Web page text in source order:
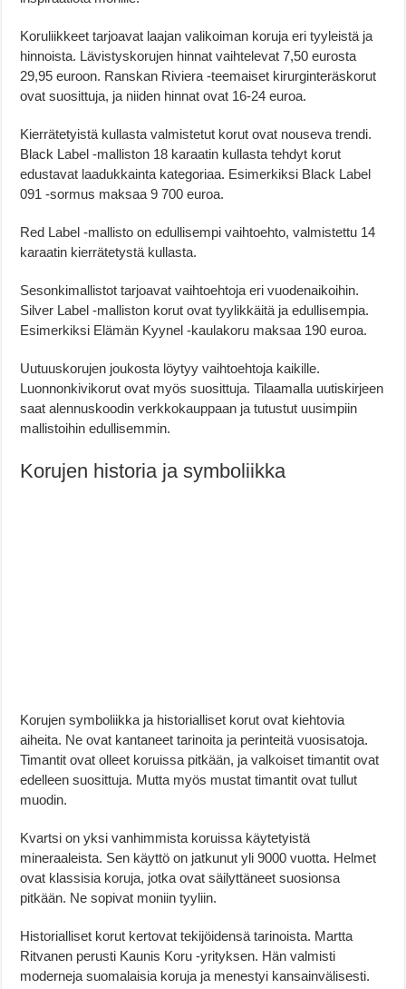
Koruliikkeet tarjoavat laajan valikoiman koruja eri tyyleistä ja
hinnoista. Lävistyskorujen hinnat vaihtelevat 7,50 eurosta
29,95 euroon. Ranskan Riviera -teemaiset kirurginteräskorut
ovat suosittuja, ja niiden hinnat ovat 16-24 euroa.
Kierrätetyistä kullasta valmistetut korut ovat nouseva trendi.
Black Label -malliston 18 karaatin kullasta tehdyt korut
edustavat laadukkainta kategoriaa. Esimerkiksi Black Label
091 -sormus maksaa 9 700 euroa.
Red Label -mallisto on edullisempi vaihtoehto, valmistettu 14
karaatin kierrätetystä kullasta.
Sesonkimallistot tarjoavat vaihtoehtoja eri vuodenaikoihin.
Silver Label -malliston korut ovat tyylikkäitä ja edullisempia.
Esimerkiksi Elämän Kyynel -kaulakoru maksaa 190 euroa.
Uutuuskorujen joukosta löytyy vaihtoehtoja kaikille.
Luonnonkivikorut ovat myös suosittuja. Tilaamalla uutiskirjeen
saat alennuskoodin verkkokauppaan ja tutustut uusimpiin
mallistoihin edullisemmin.
Korujen historia ja symboliikka
Korujen symboliikka ja historialliset korut ovat kiehtovia
aiheita. Ne ovat kantaneet tarinoita ja perinteitä vuosisatoja.
Timantit ovat olleet koruissa pitkään, ja valkoiset timantit ovat
edelleen suosittuja. Mutta myös mustat timantit ovat tullut
muodin.
Kvartsi on yksi vanhimmista koruissa käytetyistä
mineraaleista. Sen käyttö on jatkunut yli 9000 vuotta. Helmet
ovat klassisia koruja, jotka ovat säilyttäneet suosionsa
pitkään. Ne sopivat moniin tyyliin.
Historialliset korut kertovat tekijöidensä tarinoista. Martta
Ritvanen perusti Kaunis Koru -yrityksen. Hän valmisti
moderneja suomalaisia koruja ja menestyi kansainvälisesti.